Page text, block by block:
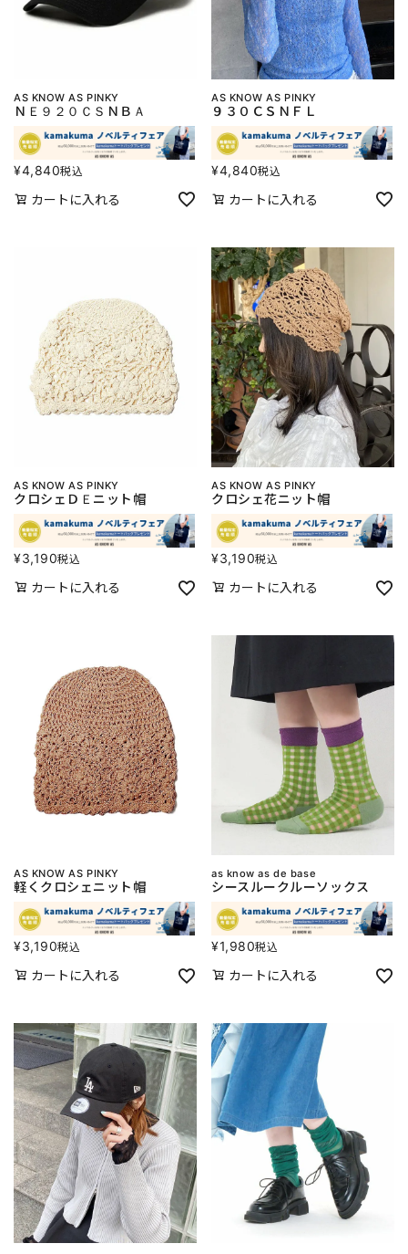
AS KNOW AS PINKY
ＮＥ９２０ＣＳＮＢＡ
¥4,840税込
カートに入れる
AS KNOW AS PINKY
９３０ＣＳＮＦＬ
¥4,840税込
カートに入れる
AS KNOW AS PINKY
クロシェＤＥニット帽
¥3,190税込
カートに入れる
AS KNOW AS PINKY
クロシェ花ニット帽
¥3,190税込
カートに入れる
AS KNOW AS PINKY
軽くクロシェニット帽
¥3,190税込
カートに入れる
as know as de base
シースルークルーソックス
¥1,980税込
カートに入れる